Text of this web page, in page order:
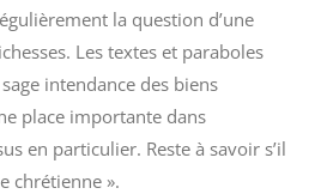
la question d’une
Les textes et paraboles
intendance des biens
place importante dans
en particulier. Reste à savoir s’il
chrétienne ».